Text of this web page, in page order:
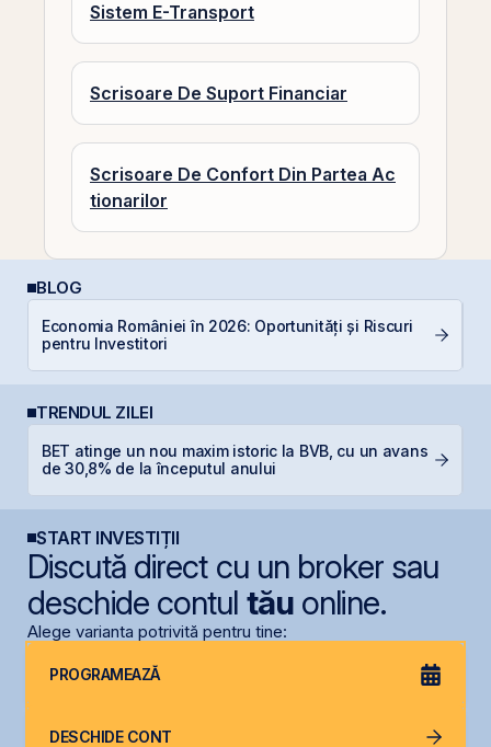
Sistem E-Transport
Scrisoare De Suport Financiar
Scrisoare De Confort Din Partea Ac
tionarilor
BLOG
Economia României în 2026: Oportunități și Riscuri
pentru Investitori
TRENDUL ZILEI
BET atinge un nou maxim istoric la BVB, cu un avans
de 30,8% de la începutul anului
START INVESTIȚII
Discută direct cu un broker sau
deschide contul tăuonline.
Alege varianta potrivită pentru tine:
PROGRAMEAZĂ
DESCHIDE CONT